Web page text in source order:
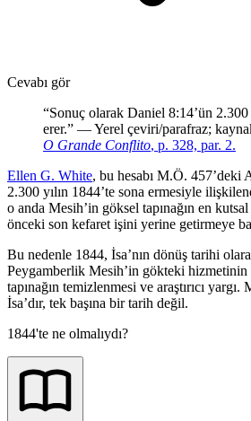
Cevabı gör
“Sonuç olarak Daniel 8:14’ün 2.300
erer.” — Yerel çeviri/parafraz;
O Grande Conflito, p. 328, par. 2.
Ellen G. White, bu hesabı M.Ö. 457’deki
2.300 yılın 1844’te sona ermesiyle
o anda Mesih’in göksel tapınağın en
önceki son kefaret işini yerine getirmeye
Bu nedenle 1844, İsa’nın dönüş tarihi
Peygamberlik Mesih’in gökteki hizmetinin
tapınağın temizlenmesi ve araştırıcı
İsa’dır, tek başına bir tarih değil.
1844'te ne olmalıydı?